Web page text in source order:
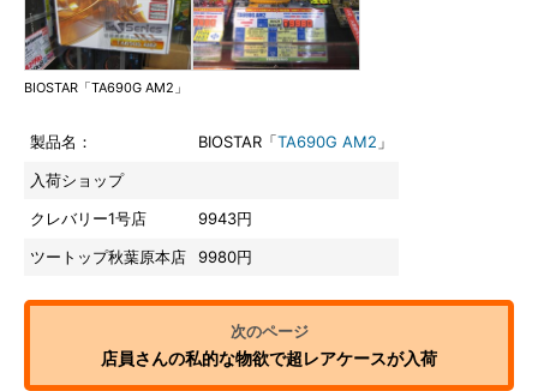
BIOSTAR「TA690G AM2」
製品名： BIOSTAR「TA690G AM2 」
入荷ショップ
クレバリー1号店
9943円
ツートップ秋葉原本店
9980円
店員さんの私的な物欲で超レアケースが入荷